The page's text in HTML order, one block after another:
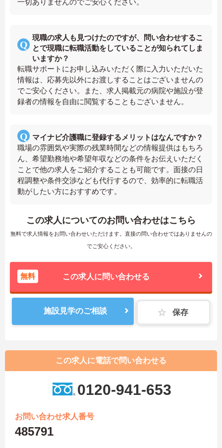
現職の求人も見つけたのですが、問い合わせするこ
とで現職に転職活動をしていることが知られてしま
いますか？
転職サポートにお申し込みいただく際に入力いただいた
情報は、応募先以外にお渡しすることはございませんの
でご安心ください。また、求人掲載元の病院や施設が登
録者の情報を自由に閲覧することもございません。
マイナビ介護職に登録するメリットはなんですか？
職場の雰囲気や実際の残業時間などの情報提供はもちろ
ん、希望勤務地や希望年収などの条件をお伝えいただく
ことで他の求人をご紹介することも可能です。面接の日
程調整や条件交渉なども代行するので、効率的に転職活
動がしたい方におすすめです。
この求人についてのお問い合わせはこちら
無料で求人情報をお問い合わせいただけます。直接の問い合わせではありませんの
でご安心ください。
無料 この求人に問い合わせる
施設見学のご相談 保存
この求人に電話で問い合わせる
0120-941-653
お問い合わせ求人番号
485791